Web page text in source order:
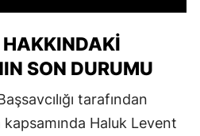
SON DURUMU
tarafından
Haluk Levent